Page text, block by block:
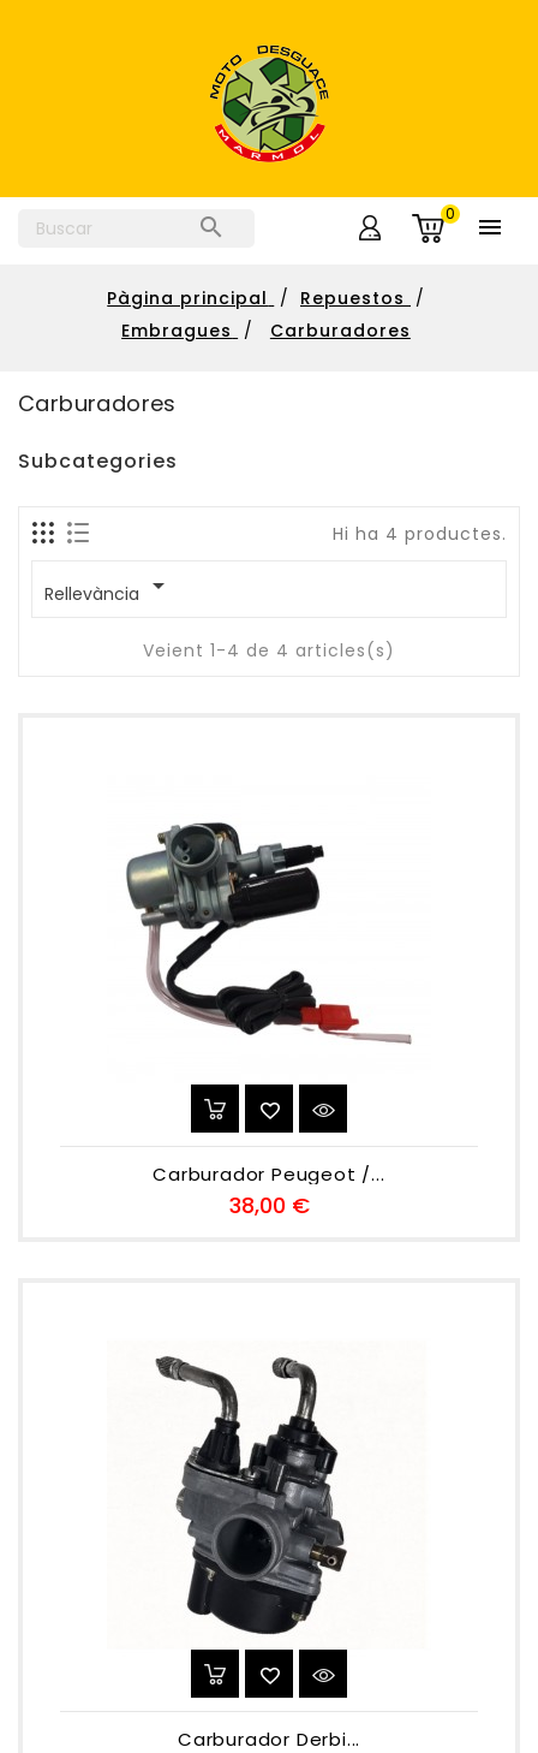
 
0
Pàgina principal
Repuestos
Embragues
Carburadores
Carburadores
Subcategories
Hi ha 4 productes.
Rellevància 
Veient 1-4 de 4 articles(s)
Carburador Peugeot /...
38,00 €Preu
Carburador Derbi...